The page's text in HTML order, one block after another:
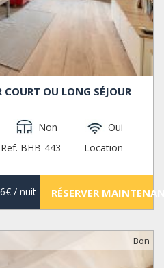
COURT OU LONG SÉJOUR
Non
Oui
Ref. BHB-443
Location
/ nuit RÉSERVER
Bon